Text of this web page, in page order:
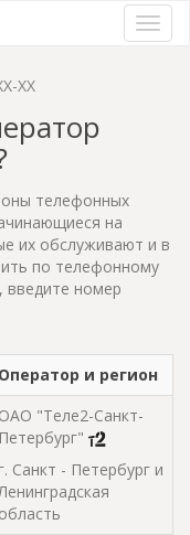
XX
телефонных
на
их обслуживают и в
по телефонному
введите номер
Оператор и регион
ОАО "Теле2-Санкт-
Петербург"
г. Санкт - Петербург и
область